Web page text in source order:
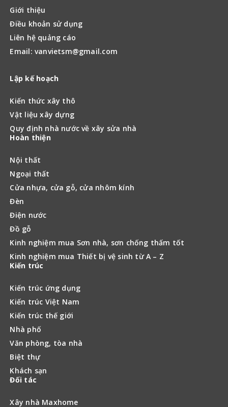
Giới thiệu
Điều khoản sử dụng
Liên hệ quảng cáo
Email: vanvietsm@gmail.com
Lập kế hoạch
Kiến thức xây thô
Vật liệu xây dựng
Quy định nhà nước về xây sửa nhà
Hoàn thiện
Nội thất
Ngoại thất
Cửa nhựa, cửa gỗ, cửa nhôm kính
Đèn
Điện nước
Đồ gỗ
Kinh nghiệm mua Sơn nhà, sơn chống thấm tốt
Kinh nghiệm mua Thiết bị vệ sinh từ A – Z
Kiến trúc
Kiến trúc ứng dụng
Kiến trúc Việt Nam
Kiến trúc thế giới
Nhà phố
Văn phòng, tòa nhà
Biệt thự
Khách sạn
Đối tác
Xây nhà Maxhome